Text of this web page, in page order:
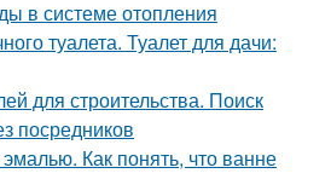
в системе отопления
туалета. Туалет для дачи:
для строительства. Поиск
посредников
Как понять, что ванне